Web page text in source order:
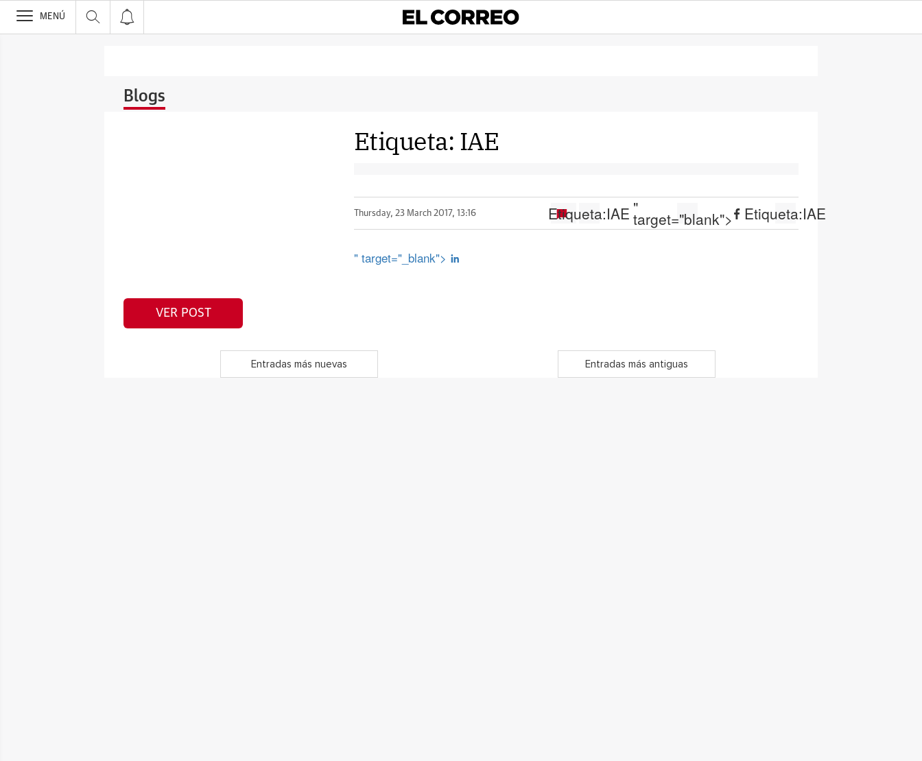
>
MENÚ
Blogs
Etiqueta: IAE
Thursday, 23 March 2017, 13:16 Etiqueta:IAE "
target="blank"> Etiqueta:IAE
" target="_blank">
VER POST
Entradas más nuevas Entradas más antiguas